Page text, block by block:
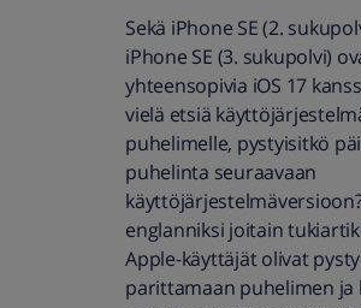
Sekä iPhone SE (2.
iPhone SE (3. sukupolvi)
yhteensopivia iOS 17
vielä etsiä
puhelimelle, pystyisitkö
puhelinta seuraavaan
englanniksi joitain
Apple-käyttäjät olivat
parittamaan puhelimen ja